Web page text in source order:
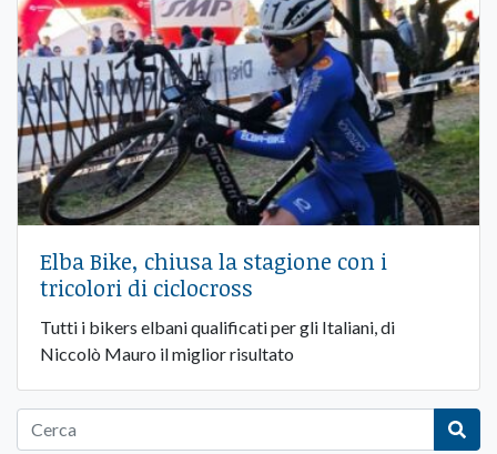
Elba Bike, chiusa la stagione con i
tricolori di ciclocross
Tutti i bikers elbani qualificati per gli Italiani, di
Niccolò Mauro il miglior risultato